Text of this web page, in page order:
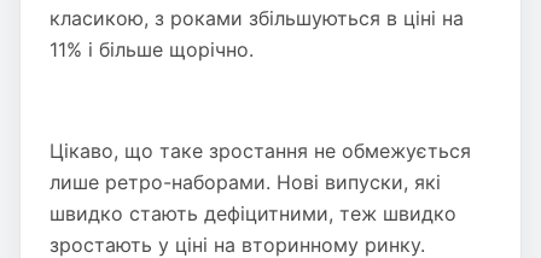
класикою, з роками збільшуються в ціні на
11% і більше щорічно.
Цікаво, що таке зростання не обмежується
лише ретро-наборами. Нові випуски, які
швидко стають дефіцитними, теж швидко
зростають у ціні на вторинному ринку.